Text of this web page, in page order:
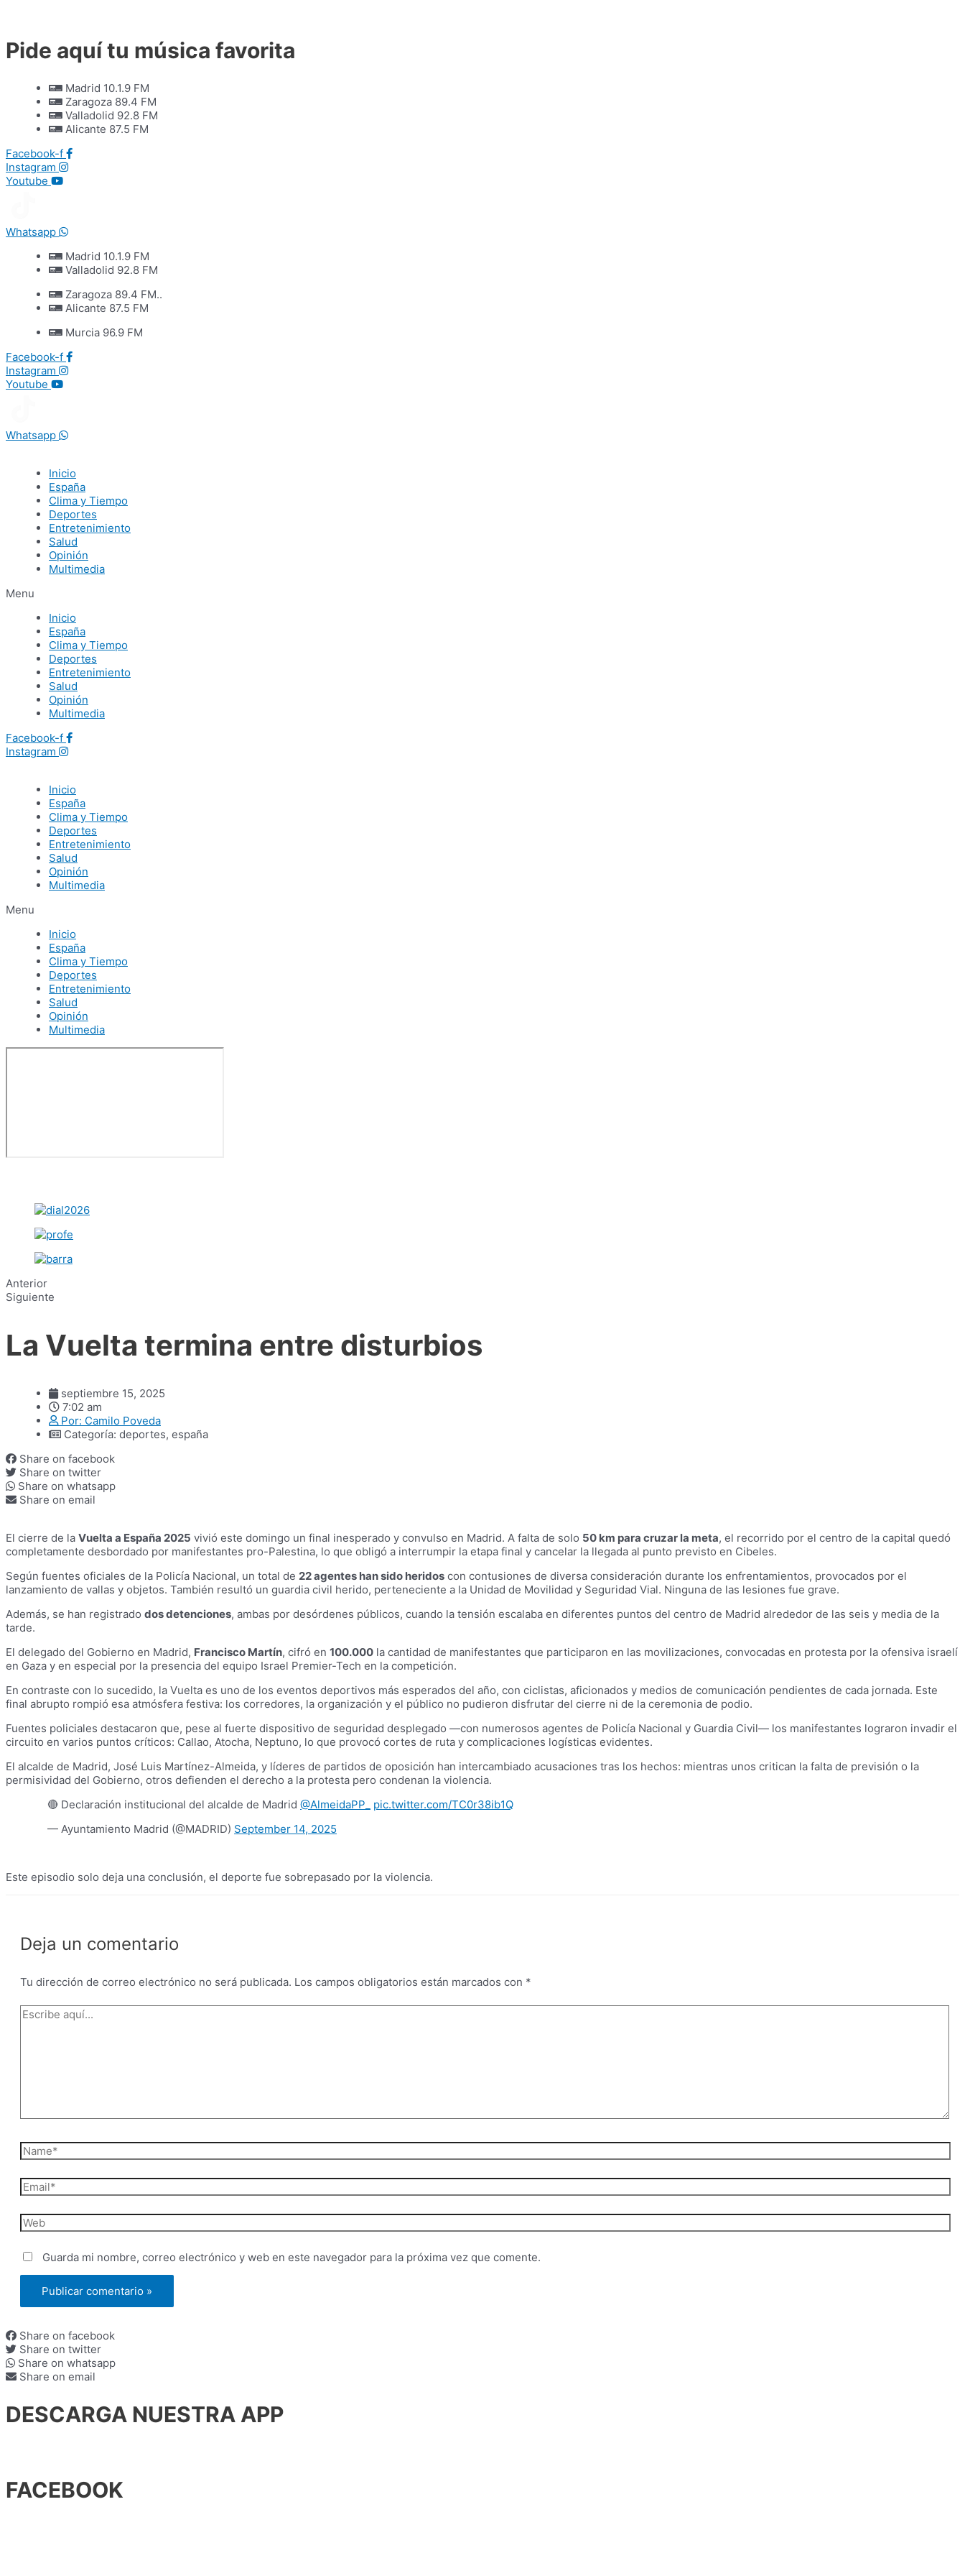
contenido
Pide aquí tu música favorita
Madrid 10.1.9 FM
Zaragoza 89.4 FM
Valladolid 92.8 FM
Alicante 87.5 FM
Facebook-f
Instagram
Youtube
Whatsapp
Madrid 10.1.9 FM
Valladolid 92.8 FM
Zaragoza 89.4 FM..
Alicante 87.5 FM
Murcia 96.9 FM
Facebook-f
Instagram
Youtube
Whatsapp
Inicio
España
Clima y Tiempo
Deportes
Entretenimiento
Salud
Opinión
Multimedia
Menu
Inicio
España
Clima y Tiempo
Deportes
Entretenimiento
Salud
Opinión
Multimedia
Facebook-f
Instagram
Inicio
España
Clima y Tiempo
Deportes
Entretenimiento
Salud
Opinión
Multimedia
Menu
Inicio
España
Clima y Tiempo
Deportes
Entretenimiento
Salud
Opinión
Multimedia
Anterior
Siguiente
La Vuelta termina entre disturbios
septiembre 15, 2025
7:02 am
Por: Camilo Poveda
Categoría: deportes, españa
Share on facebook
Share on twitter
Share on whatsapp
Share on email
El cierre de la Vuelta a España 2025 vivió este domingo un final inesperado y convulso en Madrid. A falta de solo 50 km para cruzar la meta, el recorrido por el centro de la capital quedó
completamente desbordado por manifestantes pro-Palestina, lo que obligó a interrumpir la etapa final y cancelar la llegada al punto previsto en Cibeles.
Según fuentes oficiales de la Policía Nacional, un total de 22 agentes han sido heridos con contusiones de diversa consideración durante los enfrentamientos, provocados por el
lanzamiento de vallas y objetos. También resultó un guardia civil herido, perteneciente a la Unidad de Movilidad y Seguridad Vial. Ninguna de las lesiones fue grave.
Además, se han registrado dos detenciones, ambas por desórdenes públicos, cuando la tensión escalaba en diferentes puntos del centro de Madrid alrededor de las seis y media de la
tarde.
El delegado del Gobierno en Madrid, Francisco Martín, cifró en 100.000 la cantidad de manifestantes que participaron en las movilizaciones, convocadas en protesta por la ofensiva israelí
en Gaza y en especial por la presencia del equipo Israel Premier-Tech en la competición.
En contraste con lo sucedido, la Vuelta es uno de los eventos deportivos más esperados del año, con ciclistas, aficionados y medios de comunicación pendientes de cada jornada. Este
final abrupto rompió esa atmósfera festiva: los corredores, la organización y el público no pudieron disfrutar del cierre ni de la ceremonia de podio.
Fuentes policiales destacaron que, pese al fuerte dispositivo de seguridad desplegado —con numerosos agentes de Policía Nacional y Guardia Civil— los manifestantes lograron invadir el
circuito en varios puntos críticos: Callao, Atocha, Neptuno, lo que provocó cortes de ruta y complicaciones logísticas evidentes.
El alcalde de Madrid, José Luis Martínez-Almeida, y líderes de partidos de oposición han intercambiado acusaciones tras los hechos: mientras unos critican la falta de previsión o la
permisividad del Gobierno, otros defienden el derecho a la protesta pero condenan la violencia.
🔴 Declaración institucional del alcalde de Madrid @AlmeidaPP_
pic.twitter.com/TC0r38ib1Q
— Ayuntamiento Madrid (@MADRID) September 14, 2025
Este episodio solo deja una conclusión, el deporte fue sobrepasado por la violencia.
Deja un comentario
Tu dirección de correo electrónico no será publicada. Los campos obligatorios están marcados con *
Escribe
Name*
Email*
Web
Guarda mi nombre, correo electrónico y web en este navegador para la próxima vez que comente.
Share on facebook
Share on twitter
Share on whatsapp
Share on email
DESCARGA NUESTRA APP
FACEBOOK